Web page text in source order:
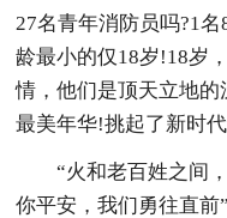
27名青年消防员吗?1
龄最小的仅18岁!18岁
情，他们是顶天立地
最美年华!挑起了新时
“火和老百姓之间
你平安，我们勇往直